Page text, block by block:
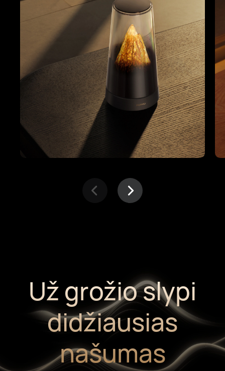
Už grožio slypi
didžiausias
našumas